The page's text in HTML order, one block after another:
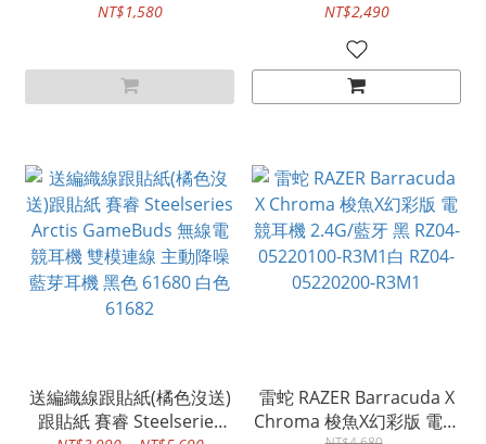
NT$1,580
CA-9011379-WW ｜ 白 CA-
9011380-WW
NT$2,490
送編織線跟貼紙(橘色沒送)
跟貼紙 賽睿 Steelseries
雷蛇 RAZER Barracuda X
Chroma 梭魚X幻彩版 電競